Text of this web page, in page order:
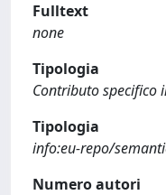
Fulltext
none
Tipologia
Contributo specifico
Tipologia
info:eu-repo/
Numero autori